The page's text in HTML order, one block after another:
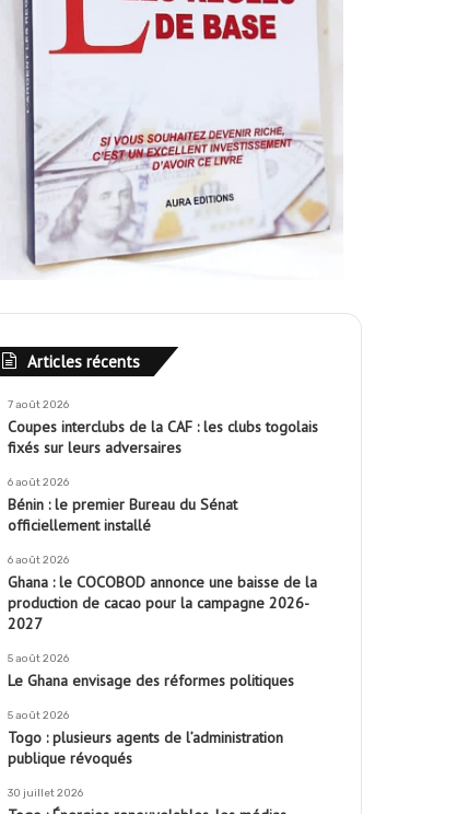
Articles récents
7 août 2026
Coupes interclubs de la CAF : les clubs togolais
fixés sur leurs adversaires
6 août 2026
Bénin : le premier Bureau du Sénat
officiellement installé
6 août 2026
Ghana : le COCOBOD annonce une baisse de la
production de cacao pour la campagne 2026-
2027
5 août 2026
Le Ghana envisage des réformes politiques
5 août 2026
Togo : plusieurs agents de l’administration
publique révoqués
30 juillet 2026